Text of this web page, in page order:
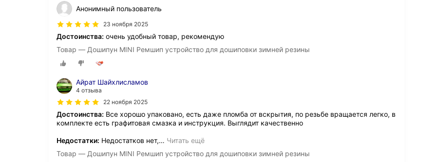
Анонимный пользователь
23 ноября 2025
Достоинства: очень удобный товар, рекомендую
Товар — Дошипун MINI Ремшип устройство для дошиповки зимней резины
Айрат Шайхлисламов
4 отзыва
22 ноября 2025
Достоинства: Все хорошо упаковано, есть даже пломба от вскрытия, по резьбе вращается легко, в
комплекте есть графитовая смазка и инструкция. Выглядит качественно
Недостатки: Недостатков нет,… Читать ещё
Товар — Дошипун MINI Ремшип устройство для дошиповки зимней резины